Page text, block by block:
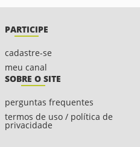
PARTICIPE
cadastre-se
meu canal
SOBRE O SITE
perguntas frequentes
termos de uso / política de
privacidade